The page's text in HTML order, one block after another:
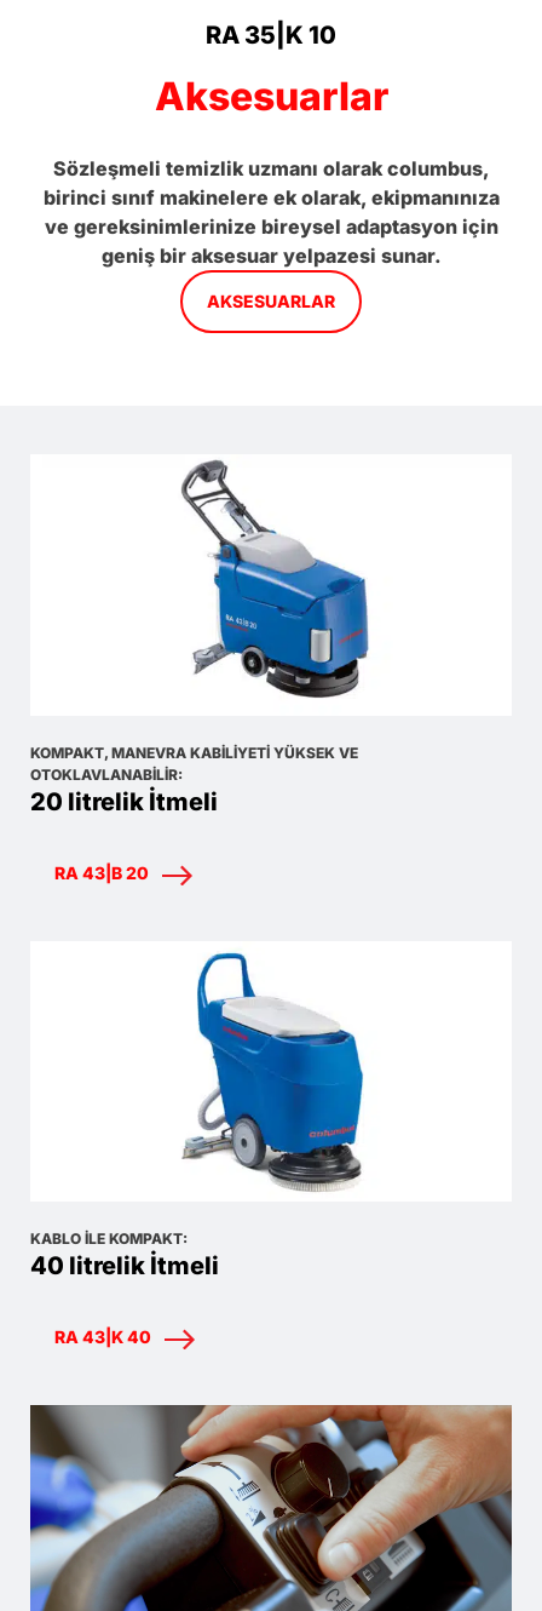
RA 35|K 10
Aksesuarlar
Sözleşmeli temizlik uzmanı olarak columbus,
birinci sınıf makinelere ek olarak, ekipmanınıza
ve gereksinimlerinize bireysel adaptasyon için
geniş bir aksesuar yelpazesi sunar.
AKSESUARLAR
KOMPAKT, MANEVRA KABILIYETI YÜKSEK VE
OTOKLAVLANABILIR:
20 litrelik İtmeli
RA 43|B 20
KABLO ILE KOMPAKT:
40 litrelik İtmeli
RA 43|K 40